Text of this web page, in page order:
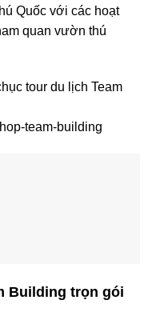
Quốc với các hoạt
quan vườn thú
tour du lịch Team
team-building
Building trọn gói